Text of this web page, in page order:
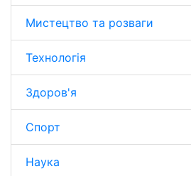
Мистецтво та розваги
Технологія
Здоров'я
Спорт
Наука